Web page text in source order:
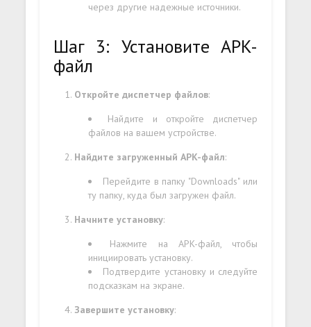
через другие надежные источники.
Шаг 3: Установите APK-
файл
Откройте диспетчер файлов:
Найдите и откройте диспетчер
файлов на вашем устройстве.
Найдите загруженный APK-файл:
Перейдите в папку "Downloads" или
ту папку, куда был загружен файл.
Начните установку:
Нажмите на APK-файл, чтобы
инициировать установку.
Подтвердите установку и следуйте
подсказкам на экране.
Завершите установку: